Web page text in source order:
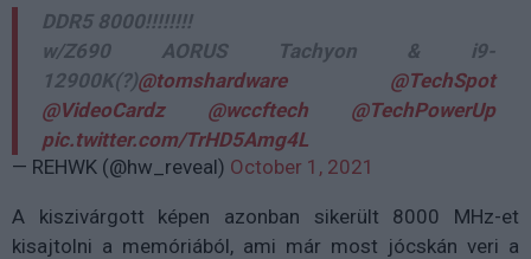
DDR5 8000!!!!!!!!
w/Z690 AORUS Tachyon & i9-
12900K(?)@tomshardware
@TechSpot
@VideoCardz
@wccftech
@TechPowerUp
pic.twitter.com/TrHD5Amg4L
— REHWK (@hw_reveal) October 1, 2021
A kiszivárgott képen azonban sikerült 8000 MHz-et
kisajtolni a memóriából, ami már most jócskán veri a